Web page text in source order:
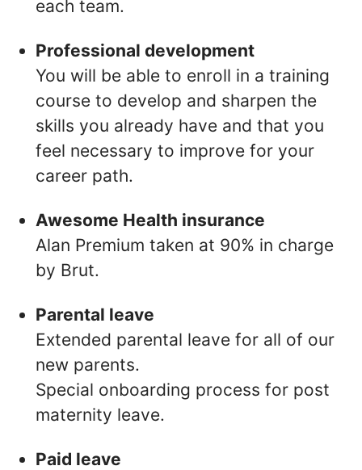
each team.
Professional development
You will be able to enroll in a training
course to develop and sharpen the
skills you already have and that you
feel necessary to improve for your
career path.
Awesome Health insurance
Alan Premium taken at 90% in charge
by Brut.
Parental leave
Extended parental leave for all of our
new parents.
Special onboarding process for post
maternity leave.
Paid leave